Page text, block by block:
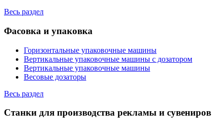
Весь раздел
Фасовка и упаковка
Горизонтальные упаковочные машины
Вертикальные упаковочные машины с дозатором
Вертикальные упаковочные машины
Весовые дозаторы
Весь раздел
Станки для производства рекламы и сувениров